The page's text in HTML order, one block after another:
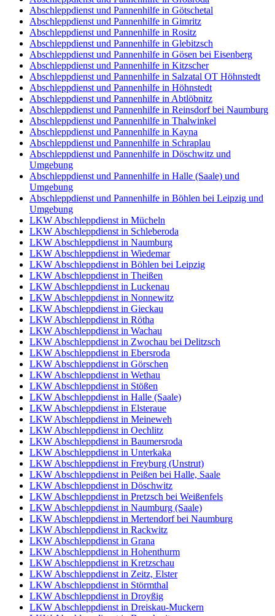
Abschleppdienst und Pannenhilfe in Götschetal
Abschleppdienst und Pannenhilfe in Gimritz
Abschleppdienst und Pannenhilfe in Rositz
Abschleppdienst und Pannenhilfe in Glebitzsch
Abschleppdienst und Pannenhilfe in Gösen bei Eisenberg
Abschleppdienst und Pannenhilfe in Kitzscher
Abschleppdienst und Pannenhilfe in Salzatal OT Höhnstedt
Abschleppdienst und Pannenhilfe in Höhnstedt
Abschleppdienst und Pannenhilfe in Abtlöbnitz
Abschleppdienst und Pannenhilfe in Reinsdorf bei Naumburg
Abschleppdienst und Pannenhilfe in Thalwinkel
Abschleppdienst und Pannenhilfe in Kayna
Abschleppdienst und Pannenhilfe in Schraplau
Abschleppdienst und Pannenhilfe in Döschwitz und
Umgebung
Abschleppdienst und Pannenhilfe in Halle (Saale) und
Umgebung
Abschleppdienst und Pannenhilfe in Böhlen bei Leipzig und
Umgebung
LKW Abschleppdienst in Mücheln
LKW Abschleppdienst in Schleberoda
LKW Abschleppdienst in Naumburg
LKW Abschleppdienst in Wiedemar
LKW Abschleppdienst in Böhlen bei Leipzig
LKW Abschleppdienst in Theißen
LKW Abschleppdienst in Luckenau
LKW Abschleppdienst in Nonnewitz
LKW Abschleppdienst in Gieckau
LKW Abschleppdienst in Rötha
LKW Abschleppdienst in Wachau
LKW Abschleppdienst in Zwochau bei Delitzsch
LKW Abschleppdienst in Ebersroda
LKW Abschleppdienst in Görschen
LKW Abschleppdienst in Wethau
LKW Abschleppdienst in Stößen
LKW Abschleppdienst in Halle (Saale)
LKW Abschleppdienst in Elsteraue
LKW Abschleppdienst in Meineweh
LKW Abschleppdienst in Oechlitz
LKW Abschleppdienst in Baumersroda
LKW Abschleppdienst in Unterkaka
LKW Abschleppdienst in Freyburg (Unstrut)
LKW Abschleppdienst in Peißen bei Halle, Saale
LKW Abschleppdienst in Döschwitz
LKW Abschleppdienst in Pretzsch bei Weißenfels
LKW Abschleppdienst in Naumburg (Saale)
LKW Abschleppdienst in Mertendorf bei Naumburg
LKW Abschleppdienst in Rackwitz
LKW Abschleppdienst in Grana
LKW Abschleppdienst in Hohenthurm
LKW Abschleppdienst in Kretzschau
LKW Abschleppdienst in Zeitz, Elster
LKW Abschleppdienst in Störmthal
LKW Abschleppdienst in Droyßig
LKW Abschleppdienst in Dreiskau-Muckern